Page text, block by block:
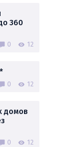
360
0 12
0 12
домов
0 12